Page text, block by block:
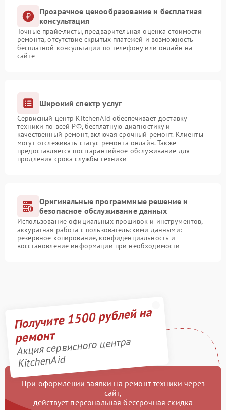
Прозрачное ценообразование и бесплатная
консультация
Точные прайс-листы, предварительная оценка стоимости
ремонта, отсутствие скрытых платежей и возможность
бесплатной консультации по телефону или онлайн на
сайте
Широкий спектр услуг
Сервисный центр KitchenAid обеспечивает доставку
техники по всей РФ, бесплатную диагностику и
качественный ремонт, включая срочный ремонт. Клиенты
могут отслеживать статус ремонта онлайн. Также
предоставляется постгарантийное обслуживание для
продления срока службы техники
Оригинальные программные решение и
безопасное обслуживание данных
Использование официальных прошивок и инструментов,
аккуратная работа с пользовательскими данными:
резервное копирование, конфиденциальность и
восстановление информации при необходимости
Получите 1500 рублей на
ремонт
Акция сервисного центра
KitchenAid
При оформлении заявки на ремонт техники через
сайт,
действует персональная бессрочная скидка